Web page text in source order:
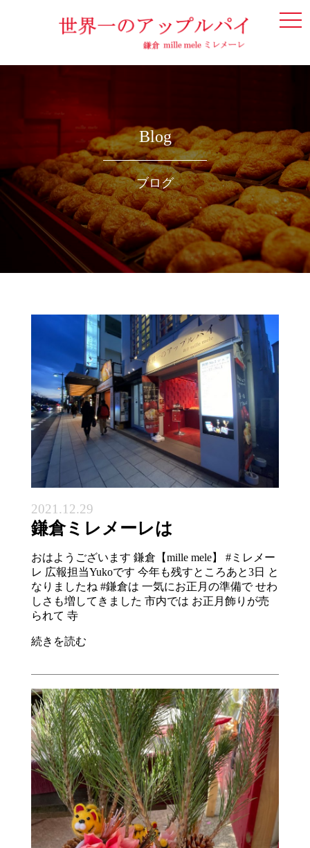
Blog
ブログ
2021.12.29
鎌倉ミレメーレは
おはようございます 鎌倉【mille mele】 #ミレメー
レ 広報担当Yukoです 今年も残すところあと3日 と
なりましたね #鎌倉は 一気にお正月の準備で せわ
しさも増してきました 市内では お正月飾りが売
られて 寺
続きを読む